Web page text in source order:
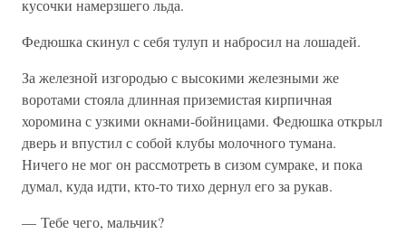
кусочки намерзшего льда.
Федюшка скинул с себя тулуп и набросил на лошадей.
За железной изгородью с высокими железными же
воротами стояла длинная приземистая кирпичная
хоромина с узкими окнами-бойницами. Федюшка открыл
дверь и впустил с собой клубы молочного тумана.
Ничего не мог он рассмотреть в сизом сумраке, и пока
думал, куда идти, кто-то тихо дернул его за рукав.
— Тебе чего, мальчик?